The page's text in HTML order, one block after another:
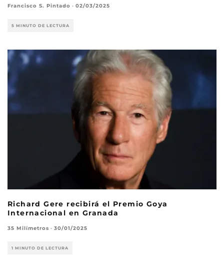
Francisco S. Pintado · 02/03/2025
5 MINUTO DE LECTURA
Richard Gere recibirá el Premio Goya
Internacional en Granada
35 Milímetros · 30/01/2025
1 MINUTO DE LECTURA